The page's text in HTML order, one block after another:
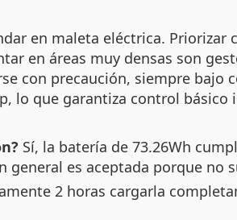
en maleta eléctrica.
en áreas muy densas son
con precaución, siempre
lo que garantiza control básico
Sí, la batería de 73.26Wh
es aceptada porque no
2 horas cargarla